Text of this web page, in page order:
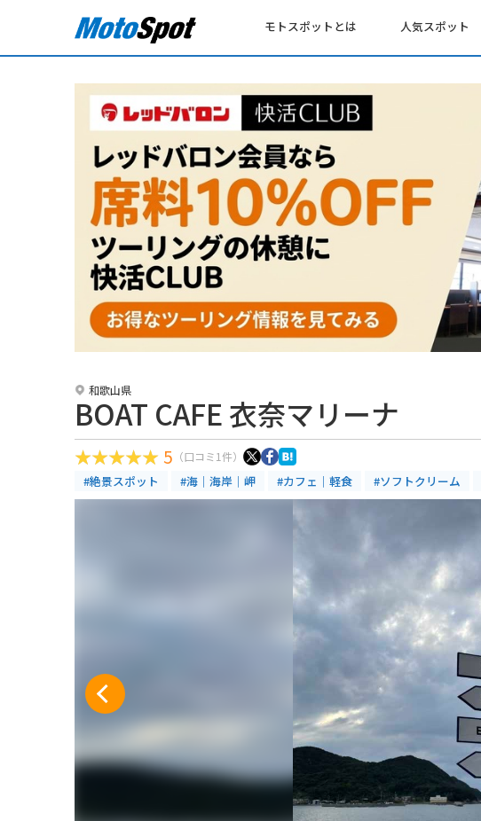
モトスポットとは 人気スポット
和歌山県
BOAT CAFE 衣奈マリーナ
5 （口コミ1件）
#絶景スポット #海｜海岸｜岬 #カフェ｜軽食 #ソフトクリーム